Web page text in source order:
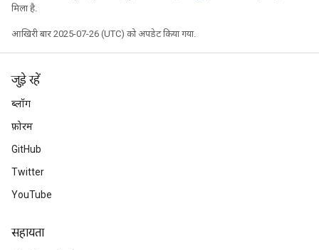
मिला है.
आखिरी बार 2025-07-26 (UTC) को अपडेट किया गया.
जुड़े रहें
ब्लॉग
फ़ोरम
GitHub
Twitter
YouTube
सहायता